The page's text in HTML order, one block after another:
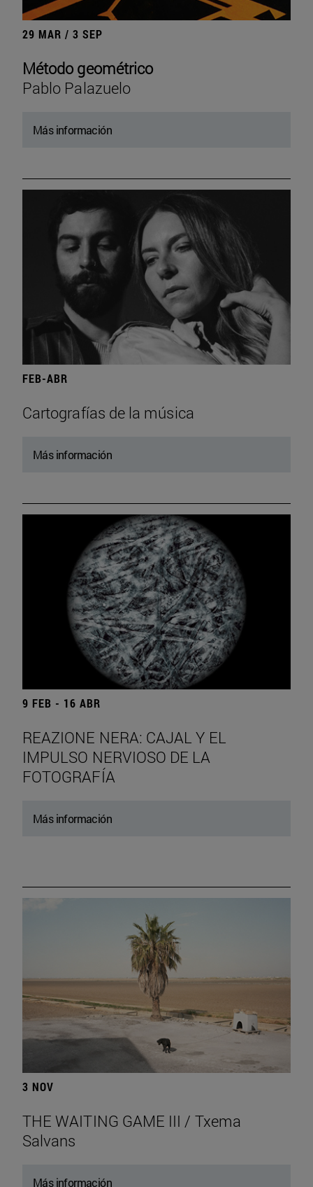
29 MAR / 3 SEP
Método geométrico
Pablo Palazuelo
Más información
FEB-ABR
Cartografías de la música
Más información
9 FEB - 16 ABR
REAZIONE NERA: CAJAL Y EL
IMPULSO NERVIOSO DE LA
FOTOGRAFÍA
Más información
3 NOV
THE WAITING GAME III / Txema
Salvans
Más información